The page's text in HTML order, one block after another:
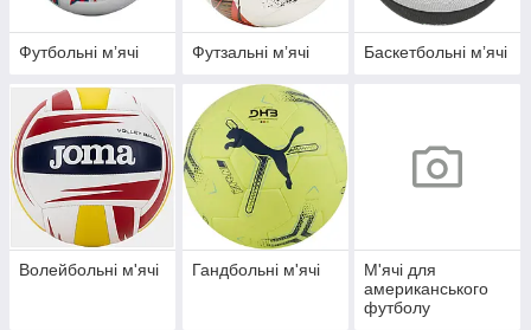
Футбольні мʼячі Футзальні мʼячі Баскетбольні мʼячі
Волейбольні м'ячі Гандбольні м'ячі
М'ячі для
американського
футболу